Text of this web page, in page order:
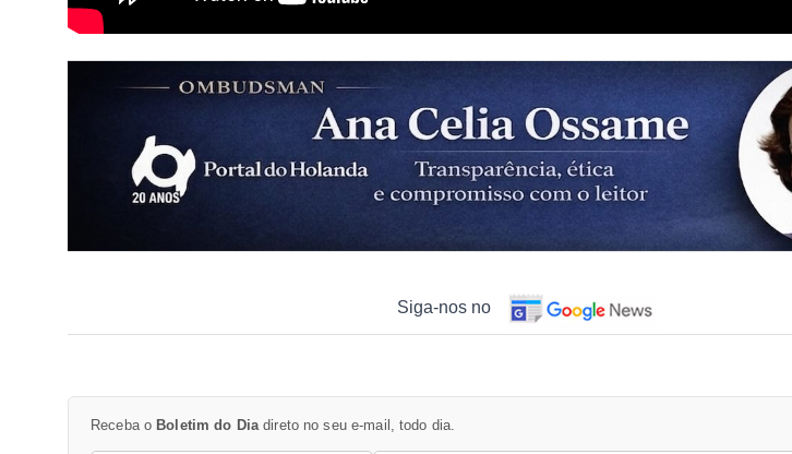
Siga-nos no
Receba o Boletim do Diadireto no seu e-mail, todo dia.